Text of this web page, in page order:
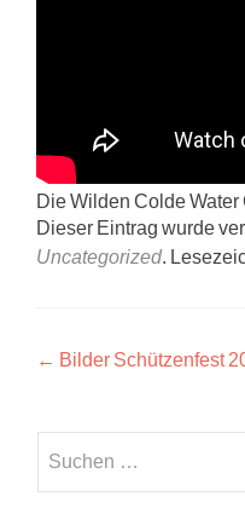
Die Wilden Colde
Dieser Eintrag wurde
Uncategorized.
← Bilder Schützenfest
nach: